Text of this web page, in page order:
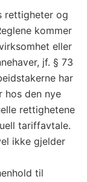
rettigheter og
kommer
eller
jf. § 73
har
hos den nye
rettighetene
tariffavtale.
ikke gjelder
til